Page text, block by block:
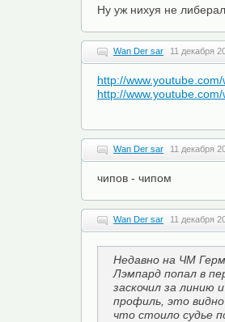
Ну уж нихуя не
Wan Der sar 11 декабря
http://
http://
Wan Der sar 11 декабря
чипов - чипом
Wan Der sar 11 декабря
Недавно на ЧМ
Лэмпард попал в
заскочил за линию
профиль, это
что стоило судье